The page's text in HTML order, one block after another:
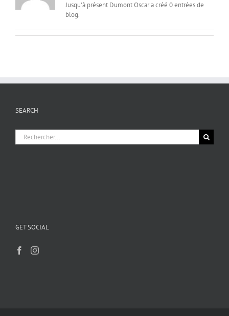
Jusqu'à présent Dumont Oscar a créé 0 entrées de
blog.
SEARCH
Rechercher:
GET SOCIAL